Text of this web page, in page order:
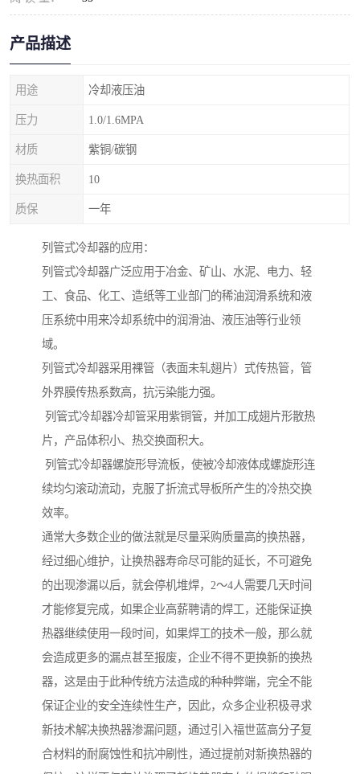
产品描述
用途 冷却液压油
压力 1.0/1.6MPA
材质 紫铜/碳钢
换热面积 10
质保 一年
列管式冷却器的应用：
列管式冷却器广泛应用于冶金、矿山、水泥、电力、轻
工、食品、化工、造纸等工业部门的稀油润滑系统和液
压系统中用来冷却系统中的润滑油、液压油等行业领
域。
列管式冷却器采用裸管（表面未轧翅片）式传热管，管
外界膜传热系数高，抗污染能力强。
列管式冷却器冷却管采用紫铜管，并加工成翅片形散热
片，产品体积小、热交换面积大。
列管式冷却器螺旋形导流板，使被冷却液体成螺旋形连
续均匀滚动流动，克服了折流式导板所产生的冷热交换
效率。
通常大多数企业的做法就是尽量采购质量高的换热器，
经过细心维护，让换热器寿命尽可能的延长，不可避免
的出现渗漏以后，就会停机堆焊，2～4人需要几天时间
才能修复完成，如果企业高薪聘请的焊工，还能保证换
热器继续使用一段时间，如果焊工的技术一般，那么就
会造成更多的漏点甚至报废，企业不得不更换新的换热
器，这是由于此种传统方法造成的种种弊端，完全不能
保证企业的安全连续性生产，因此，众多企业积极寻求
新技术解决换热器渗漏问题，通过引入福世蓝高分子复
合材料的耐腐蚀性和抗冲刷性，通过提前对新换热器的